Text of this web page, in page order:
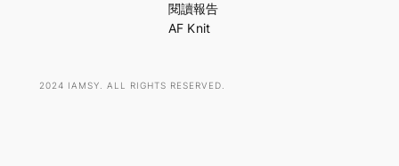
閱讀報告
AF Knit
2024 IAMSY. ALL RIGHTS RESERVED.